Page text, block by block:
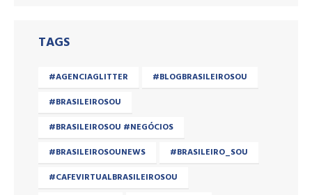
TAGS
#AGENCIAGLITTER
#BLOGBRASILEIROSOU
#BRASILEIROSOU
#BRASILEIROSOU #NEGÓCIOS
#BRASILEIROSOUNEWS
#BRASILEIRO_SOU
#CAFEVIRTUALBRASILEIROSOU